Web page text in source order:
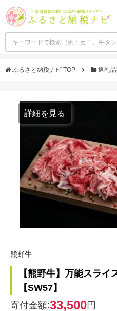
ふるさと納税ナビ TOP 返礼
詳細を見る
熊野牛
【熊野牛】万能スライ
【SW57】
寄付金額:33,500円